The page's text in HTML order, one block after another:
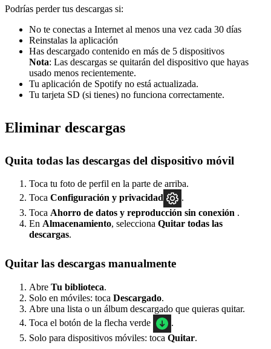
Podrías perder tus descargas si:
No te conectas a Internet al menos una vez cada 30 días
Reinstalas la aplicación
Has descargado contenido en más de 5 dispositivos
Nota: Las descargas se quitarán del dispositivo que hayas
usado menos recientemente.
Tu aplicación de Spotify no está actualizada.
Tu tarjeta SD (si tienes) no funciona correctamente.
Eliminar descargas
Quita todas las descargas del dispositivo móvil
Toca tu foto de perfil en la parte de arriba.
Toca Configuración y privacidad
.
Toca Ahorro de datos y reproducción sin conexión .
En Almacenamiento, selecciona Quitar todas las
descargas.
Quitar las descargas manualmente
Abre Tu biblioteca.
Solo en móviles: toca Descargado.
Abre una lista o un álbum descargado que quieras quitar.
Toca el botón de la flecha verde
.
Solo para dispositivos móviles: toca Quitar.